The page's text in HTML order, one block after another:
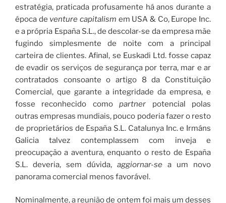
estratégia, praticada profusamente há anos durante a
época de venture capitalism em USA & Co, Europe Inc.
e a própria España S.L., de descolar-se da empresa mãe
fugindo simplesmente de noite com a principal
carteira de clientes. Afinal, se Euskadi Ltd. fosse capaz
de evadir os serviços de segurança por terra, mar e ar
contratados consoante o artigo 8 da Constituição
Comercial, que garante a integridade da empresa, e
fosse reconhecido comopartner potencial polas
outras empresas mundiais, pouco poderia fazer o resto
de proprietários de España S.L. Catalunya Inc. e Irmáns
Galicia talvez contemplassem com inveja e
preocupação a aventura, enquanto o resto de España
S.L. deveria, sem dúvida, aggiornar-se a um novo
panorama comercial menos favorável.
Nominalmente, a reunião de ontem foi mais um desses